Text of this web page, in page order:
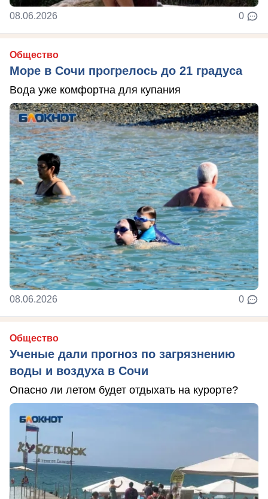
08.06.2026 0
Общество
Море в Сочи прогрелось до 21 градуса
Вода уже комфортна для купания
08.06.2026 0
Общество
Ученые дали прогноз по загрязнению
воды и воздуха в Сочи
Опасно ли летом будет отдыхать на курорте?